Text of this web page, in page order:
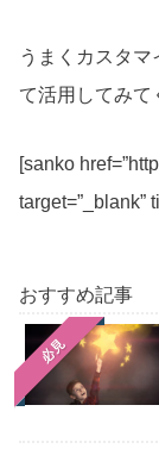
うまくカスタ
て活用してみて
[sanko
target=”_blank”
おすすめ記事
必見